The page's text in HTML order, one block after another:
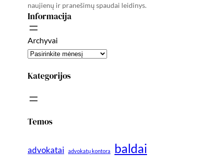
naujienų ir pranešimų spaudai leidinys.
Informacija
Archyvai
Kategorijos
Temos
advokatai advokatų kontora baldai